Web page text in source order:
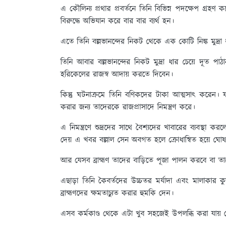
এ কৌলিন্য প্রথার প্রবর্তনে তিনি বিভিন্ন পদক্ষেপ গ্রহণ
বিরুদ্ধে অভিযান করে বার বার ব্যর্থ হন।
এতে তিনি বল্লভানন্দের নিকট থেকে এক কোটি নিঙ্ক
তিনি আবার বল্লভানন্দের নিকট মুদ্রা ধার চেয়ে দূত
হরিকেলের রাজস্ব আদায় করতে দিবেন।
কিন্তু ঘটনাক্রমে তিনি বণিকদের টাকা আত্মসাৎ
করার জন্য তাদেরকে রাজপ্রাসাদে নিমন্ত্রণ করে।
এ নিমন্ত্রণে শুদ্রদের সাথে বৈশ্যদের খাবারের
দেয় এ খবর বল্লাল সেন অবগত হলে ক্রোধান্বিত হয়ে
আর যেসব ব্রাহ্মণ তাদের বাড়িতে পূজা পালন করবে বা
এছাড়া তিনি কৈবর্তদের উচ্চতর মর্যাদা এবং মালাকার
ব্রাহ্মণদের ক্ষমতাচ্যুত করার হুমকি দেন।
এসব কর্মকাণ্ড থেকে এটা খুব সহজেই উপলব্ধি করা যায়